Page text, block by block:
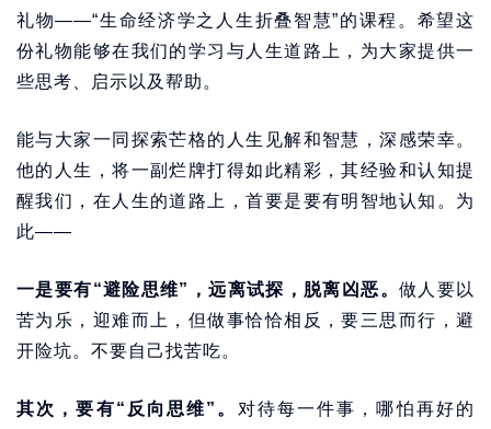
礼物——“生命经济学之人生折叠智慧”的课程。希望这
份礼物能够在我们的学习与人生道路上，为大家提供一
些思考、启示以及帮助。
能与大家一同探索芒格的人生见解和智慧，深感荣幸。
他的人生，将一副烂牌打得如此精彩，其经验和认知提
醒我们，在人生的道路上，首要是要有明智地认知。为
此——
一是要有“避险思维”，远离试探，脱离凶恶。 做人要以
苦为乐，迎难而上，但做事恰恰相反，要三思而行，避
开险坑。不要自己找苦吃。
其次，要有“反向思维”。 对待每一件事，哪怕再好的